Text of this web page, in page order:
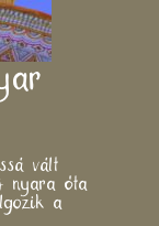
vált
nyara óta
a